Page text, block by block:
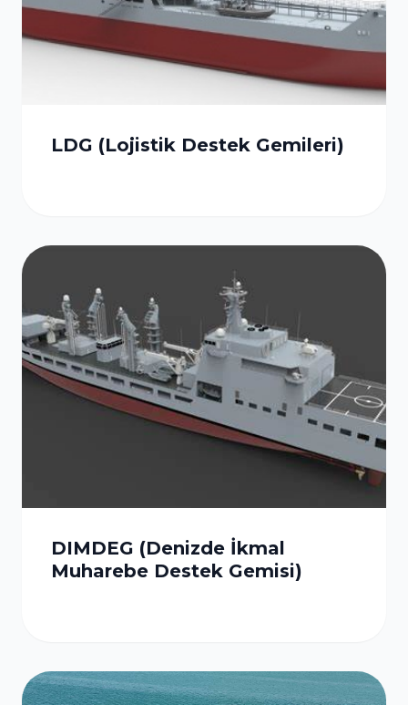
LDG (Lojistik Destek Gemileri)
DIMDEG (Denizde İkmal
Muharebe Destek Gemisi)